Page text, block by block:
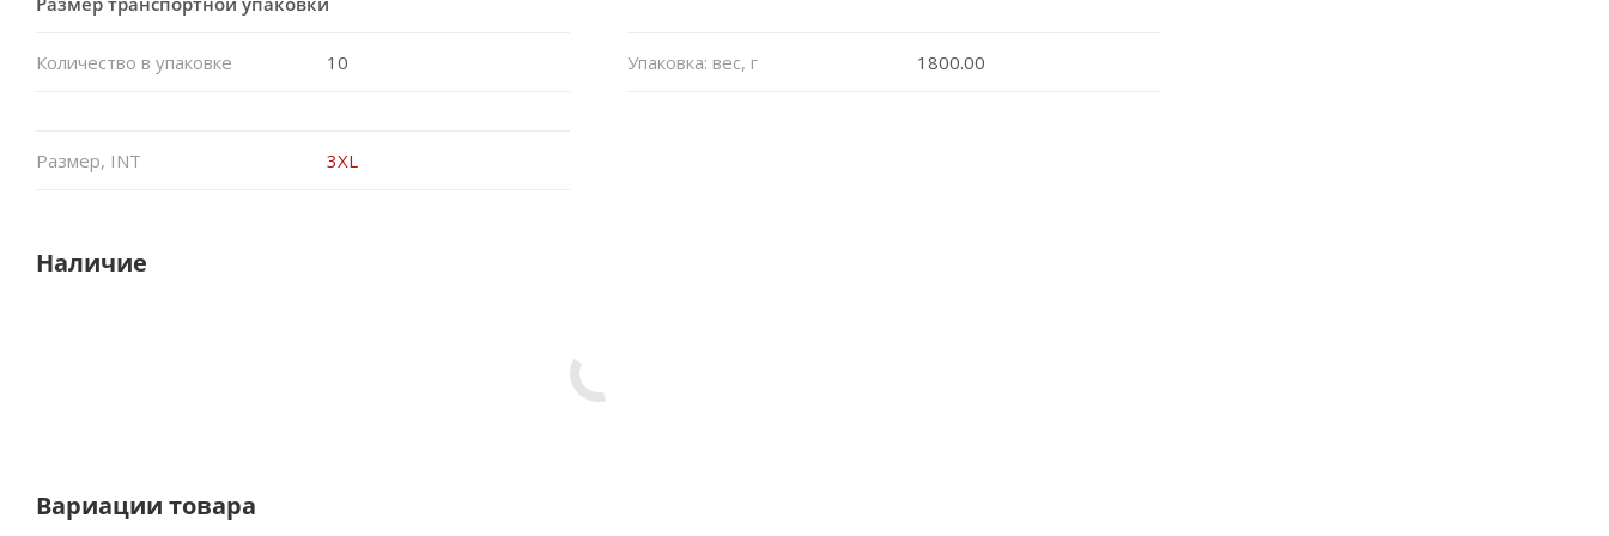
Количество в упаковке 10 Упаковка: вес, г 1800.00
Размер, INT 3XL
Наличие
Вариации товара